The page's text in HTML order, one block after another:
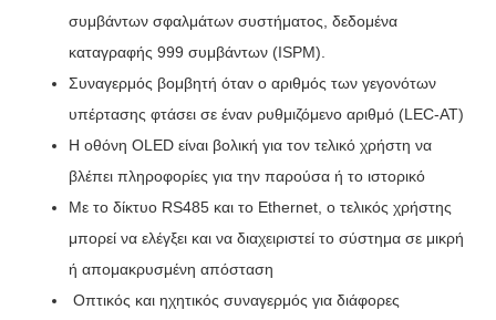
συμβάντων σφαλμάτων συστήματος, δεδομένα
καταγραφής 999 συμβάντων (ISPM).
Συναγερμός βομβητή όταν ο αριθμός των γεγονότων
υπέρτασης φτάσει σε έναν ρυθμιζόμενο αριθμό (LEC-AT)
Η οθόνη OLED είναι βολική για τον τελικό χρήστη να
βλέπει πληροφορίες για την παρούσα ή το ιστορικό
Με το δίκτυο RS485 και το Ethernet, ο τελικός χρήστης
μπορεί να ελέγξει και να διαχειριστεί το σύστημα σε μικρή
ή απομακρυσμένη απόσταση
Οπτικός και ηχητικός συναγερμός για διάφορες